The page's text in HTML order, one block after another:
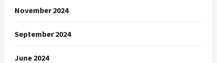
November 2024
September 2024
June 2024